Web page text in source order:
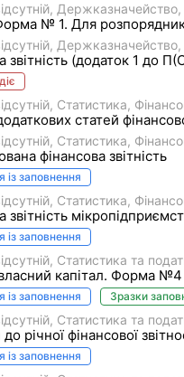
Держказначейство
№ 1. Для
Держказначейство
звітність (додаток 1 до
Статистика
статей
Статистика
фінансова звітність
із заповнення
Статистика
звітність
із заповнення
Статистика та
капітал. Форма №4
із заповнення Зразки
Статистика та
річної фінансової
із заповнення